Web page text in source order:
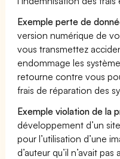
Exemple perte de
version numérique de
vous transmettez
endommage les
retourne contre vous
frais de réparation des
Exemple violation de la
développement d’un
pour l’utilisation d’une
d’auteur qu’il n’avait